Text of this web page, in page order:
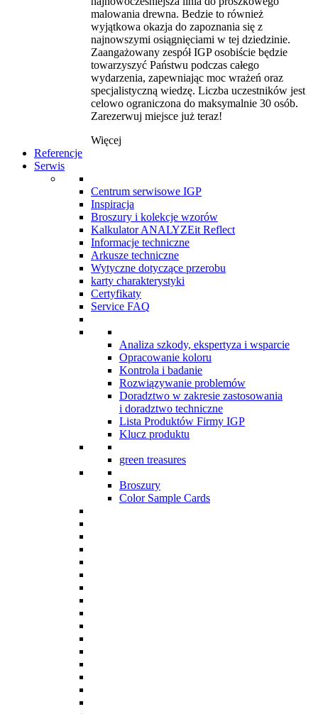
malowania drewna. Bedzie to również
wyjątkowa okazja do zapoznania się z
najnowszymi osiągnięciami w tej dziedzinie.
Zaangażowany zespół IGP osobiście będzie
towarzyszyć Państwu podczas całego
wydarzenia, zapewniając moc wrażeń oraz
specjalistyczną wiedzę. Liczba uczestników jest
celowo ograniczona do maksymalnie 30 osób.
Zarezerwuj miejsce już teraz!
Więcej
Referencje
Serwis
Centrum serwisowe IGP
Inspiracja
Broszury i kolekcje wzorów
Kalkulator ANALYZEit Reflect
Informacje techniczne
Arkusze techniczne
Wytyczne dotyczące przerobu
karty charakterystyki
Certyfikaty
Service FAQ
Analiza szkody, ekspertyza i wsparcie
Opracowanie koloru
Kontrola i badanie
Rozwiązywanie problemów
Doradztwo w zakresie zastosowania
i doradztwo techniczne
Lista Produktów Firmy IGP
Klucz produktu
green treasures
Broszury
Color Sample Cards